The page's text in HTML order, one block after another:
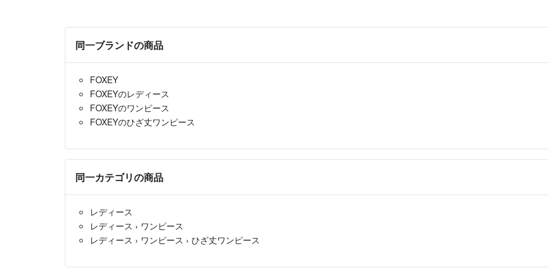
素人保管品・素
大半が中古品で
同一ブランドの商品
FOXEY
FOXEYのレディース
FOXEYのワンピース
FOXEYのひざ丈ワンピース
同一カテゴリの商品
レディース
レディース › ワンピース
レディース › ワンピース › ひざ丈ワンピース